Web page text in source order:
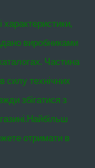
характеристики,
виробниками
Частина
силу технічних
збігатися з
Найбільш
отримати в